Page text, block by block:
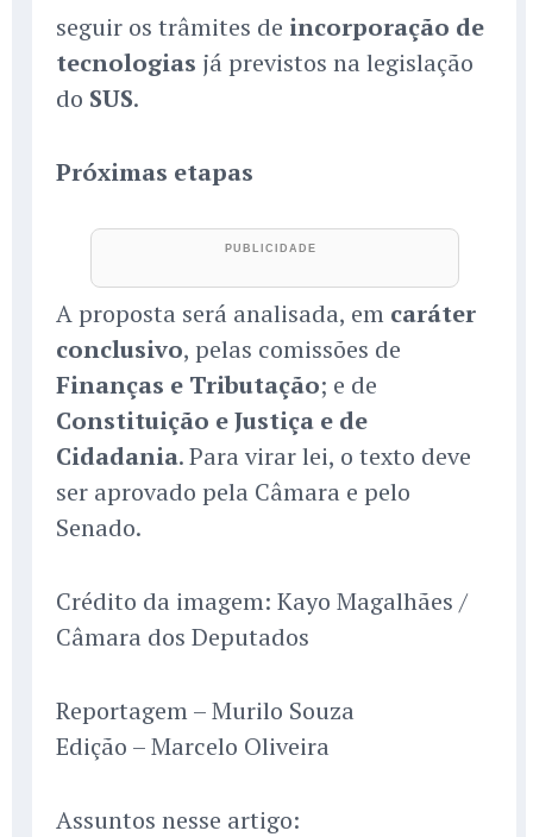
seguir os trâmites de incorporação de
tecnologias já previstos na legislação
do SUS.
Próximas etapas
A proposta será analisada, em caráter
conclusivo, pelas comissões de
Finanças e Tributação; e de
Constituição e Justiça e de
Cidadania. Para virar lei, o texto deve
ser aprovado pela Câmara e pelo
Senado.
Crédito da imagem: Kayo Magalhães /
Câmara dos Deputados
Reportagem – Murilo Souza
Edição – Marcelo Oliveira
Assuntos nesse artigo: